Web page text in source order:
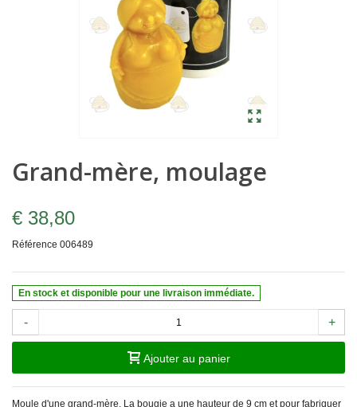
Grand-mère, moulage
€ 38,80
Référence 006489
En stock et disponible pour une livraison immédiate.
- +
Ajouter au panier
Moule d'une grand-mère. La bougie a une hauteur de 9 cm et pour fabriquer